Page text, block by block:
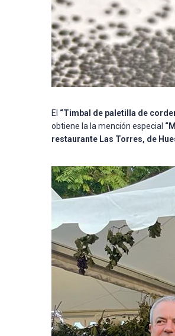
El “Timbal de paletilla de
obtiene la la mención especial
restaurante Las Torres, de